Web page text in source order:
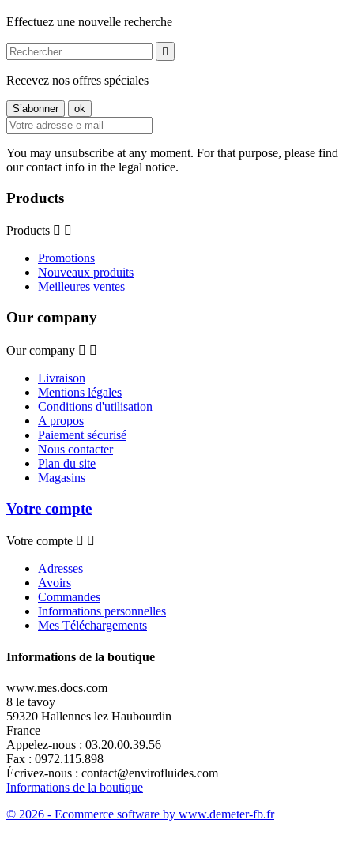
Effectuez une nouvelle recherche

Recevez nos offres spéciales
You may unsubscribe at any moment. For that purpose, please find
our contact info in the legal notice.
Products
Products  
Promotions
Nouveaux produits
Meilleures ventes
Our company
Our company  
Livraison
Mentions légales
Conditions d'utilisation
A propos
Paiement sécurisé
Nous contacter
Plan du site
Magasins
Votre compte
Votre compte  
Adresses
Avoirs
Commandes
Informations personnelles
Mes Téléchargements
Informations de la boutique
www.mes.docs.com
8 le tavoy
59320 Hallennes lez Haubourdin
France
Appelez-nous : 03.20.00.39.56
Fax : 0972.115.898
Écrivez-nous : contact@envirofluides.com
Informations de la boutique
© 2026 - Ecommerce software by www.demeter-fb.fr